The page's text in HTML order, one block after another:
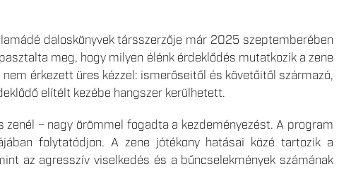
daloskönyvek társszerzője már 2025 szeptemberében
meg, hogy milyen élénk érdeklődés mutatkozik a zene
érkezett üres kézzel: ismerőseitől és követőitől származó,
elítélt kezébe hangszer kerülhetett.
– nagy örömmel fogadta a kezdeményezést. A program
folytatódjon. A zene jótékony hatásai közé tartozik a
az agresszív viselkedés és a bűncselekmények számának